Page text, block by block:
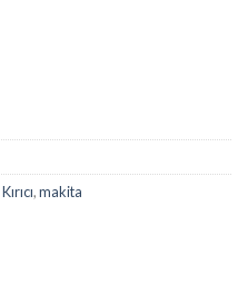
Kırıcı,makita